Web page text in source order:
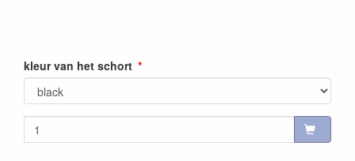
kleur van het schort